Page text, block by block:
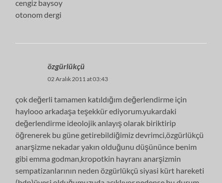
cengiz baysoy
otonom dergi
özgürlükçü
02 Aralık 2011 at 03:43
çok değerli tamamen katıldığım değerlendirme için
haylooo arkadaşa teşekkür ediyorum.yukardaki
değerlendirme ideolojik anlayış olarak biriktirip
öğrenerek bu güne getirebildiğimiz devrimci,özgürlükçü
anarşizme nekadar yakın olduğunu düşününce benim
gibi emma godman,kropotkin hayranı anarşizmin
sempatizanlarının neden özgürlükçü siyasi kürt hareketi